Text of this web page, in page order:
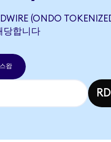
(ONDO
당합니다
왑